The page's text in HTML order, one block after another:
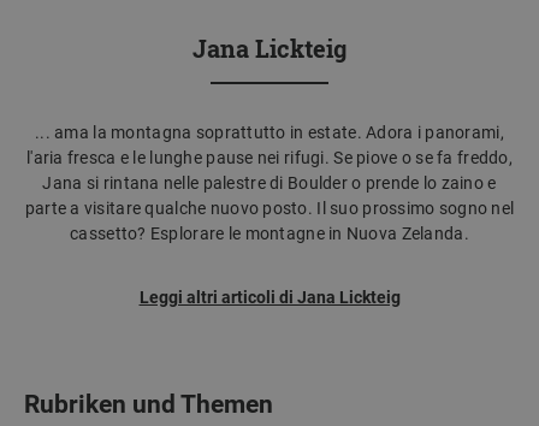
Jana Lickteig
... ama la montagna soprattutto in estate. Adora i panorami,
l'aria fresca e le lunghe pause nei rifugi. Se piove o se fa freddo,
Jana si rintana nelle palestre di Boulder o prende lo zaino e
parte a visitare qualche nuovo posto. Il suo prossimo sogno nel
cassetto? Esplorare le montagne in Nuova Zelanda.
Leggi altri articoli di Jana Lickteig
Rubriken und Themen